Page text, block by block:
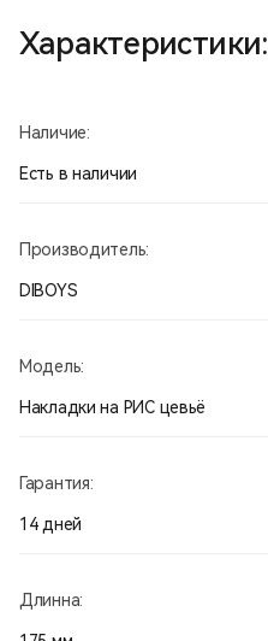
Материал: резина
Характеристики:
Наличие:
Есть в наличии
Производитель:
DIBOYS
Модель:
Накладки на РИС цевьё
Гарантия:
14 дней
Длинна: